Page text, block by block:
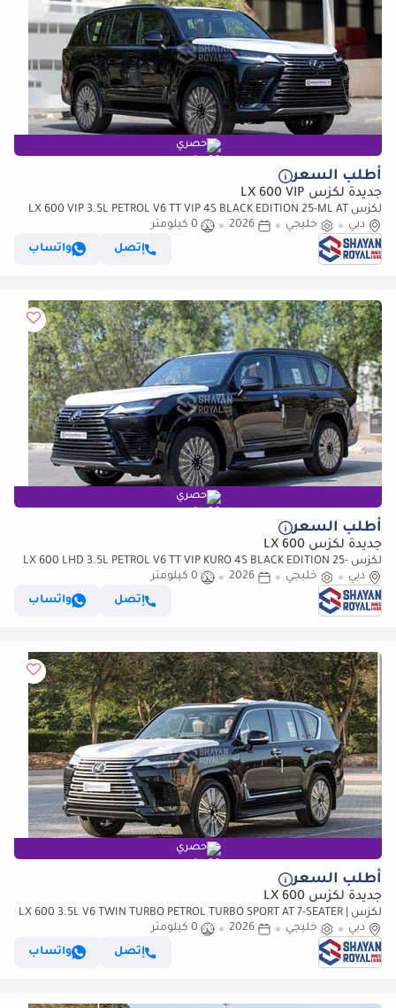
حصري
أطلب السعر
جديدة لكزس LX 600 VIP
لكزس LX 600 VIP 3.5L PETROL V6 TT VIP 4S BLACK EDITION 25-ML AT
2026MY
دبي خليجي 2026
0 كيلومتر
إتصل
واتساب
حصري
أطلب السعر
جديدة لكزس LX 600
لكزس LX 600 LHD 3.5L PETROL V6 TT VIP KURO 4S BLACK EDITION 25-
ML AT 2026MY
دبي خليجي 2026
0 كيلومتر
إتصل
واتساب
حصري
أطلب السعر
جديدة لكزس LX 600
لكزس LX 600 3.5L V6 TWIN TURBO PETROL TURBO SPORT AT 7-SEATER |
25-MARK LEVINSON 2026MY
دبي خليجي 2026
0 كيلومتر
إتصل
واتساب